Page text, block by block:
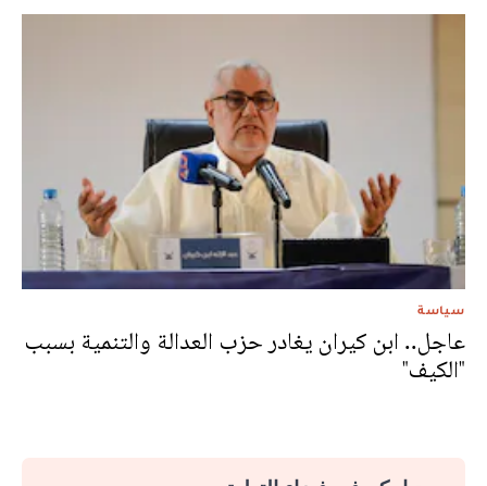
سياسة
عاجل.. ابن كيران يغادر حزب العدالة والتنمية بسبب
"الكيف"